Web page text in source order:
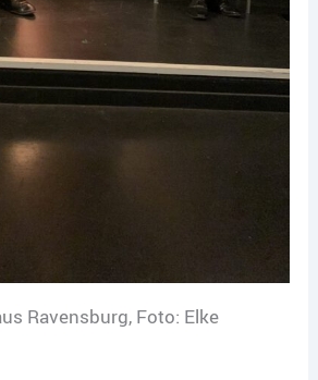
Ravensburg, Foto: Elke